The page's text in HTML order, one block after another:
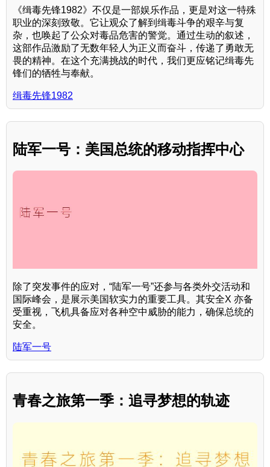
《缉毒先锋1982》不仅是一部娱乐作品，更是对这一特殊
职业的深刻致敬。它让观众了解到缉毒斗争的艰辛与复
杂，也唤起了公众对毒品危害的警觉。通过生动的叙述，
这部作品激励了无数年轻人为正义而奋斗，传递了勇敢无
畏的精神。在这个充满挑战的时代，我们更应铭记缉毒先
锋们的牺牲与奉献。
缉毒先锋1982
陆军一号：美国总统的移动指挥中心
除了突发事件的应对，“陆军一号”还参与各类外交活动和
国际峰会，是展示美国软实力的重要工具。其安全X 亦备
受重视，飞机具备应对各种空中威胁的能力，确保总统的
安全。
陆军一号
青春之旅第一季：追寻梦想的轨迹